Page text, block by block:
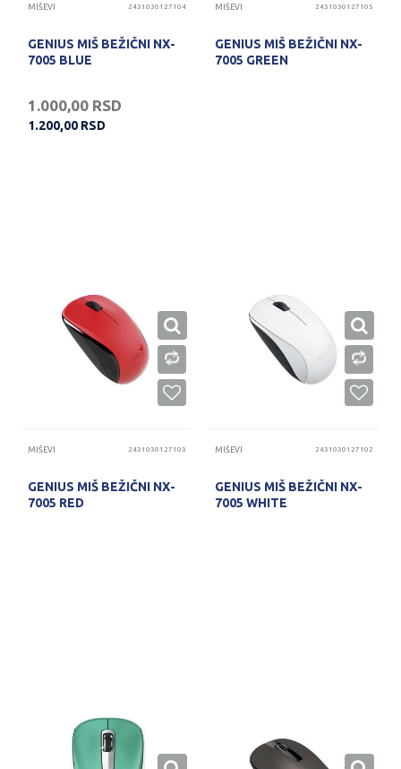
MIŠEVI 2431030127104
GENIUS MIŠ BEŽIČNI NX-
7005 BLUE
1.000,00 RSD
1.200,00 RSD
MIŠEVI 2431030127105
GENIUS MIŠ BEŽIČNI NX-
7005 GREEN
MIŠEVI 2431030127103
GENIUS MIŠ BEŽIČNI NX-
7005 RED
MIŠEVI 2431030127102
GENIUS MIŠ BEŽIČNI NX-
7005 WHITE